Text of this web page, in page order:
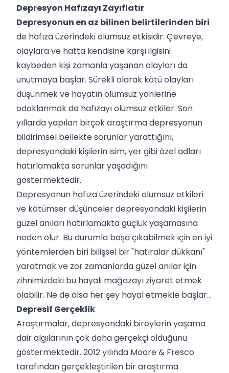
Depresyon Hafızayı Zayıflatır
Depresyonun en az bilinen belirtilerinden biri
de hafıza üzerindeki olumsuz etkisidir. Çevreye,
olaylara ve hatta kendisine karşı ilgisini
kaybeden kişi zamanla yaşanan olayları da
unutmaya başlar. Sürekli olarak kötü olayları
düşünmek ve hayatın olumsuz yönlerine
odaklanmak da hafızayı olumsuz etkiler. Son
yıllarda yapılan birçok araştırma depresyonun
bildirimsel bellekte sorunlar yarattığını,
depresyondaki kişilerin isim, yer gibi özel adları
hatırlamakta sorunlar yaşadığını
göstermektedir.
Depresyonun hafıza üzerindeki olumsuz etkileri
ve kötümser düşünceler depresyondaki kişilerin
güzel anıları hatırlamakta güçlük yaşamasına
neden olur. Bu durumla başa çıkabilmek için en iyi
yöntemlerden biri bilişsel bir "hatıralar dükkanı"
yaratmak ve zor zamanlarda güzel anılar için
zihnimizdeki bu hayali mağazayı ziyaret etmek
olabilir. Ne de olsa her şey hayal etmekle başlar…
Depresif Gerçeklik
Araştırmalar, depresyondaki bireylerin yaşama
dair algılarının çok daha gerçekçi olduğunu
göstermektedir. 2012 yılında Moore & Fresco
tarafından gerçekleştirilen bir araştırma